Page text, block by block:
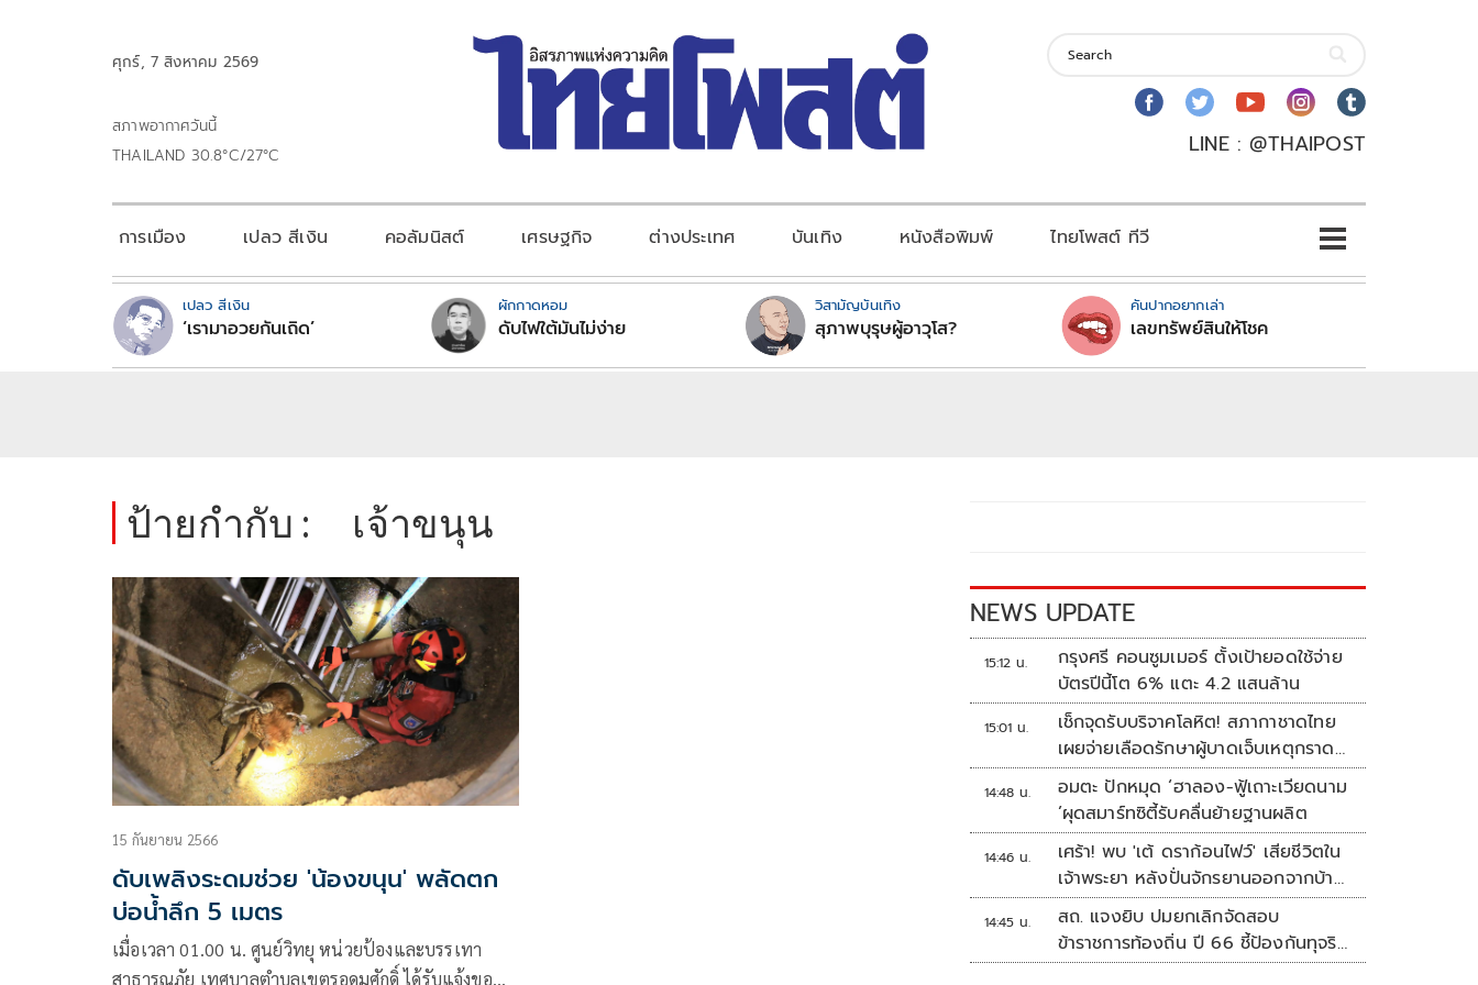
ศุกร์, 7 สิงหาคม 2569
สภาพอากาศวันนี้
THAILAND 30.8°C/27°C
LINE : @THAIPOST
การเมือง เปลว สีเงิน คอลัมนิสต์ เศรษฐกิจ ต่างประเทศ บันเทิง หนังสือพิมพ์ ไทยโพสต์ ทีวี
เปลว สีเงิน
‘เรามาอวยกันเถิด’
ผักกาดหอม
ดับไฟใต้มันไม่ง่าย
วิสามัญบันเทิง
สุภาพบุรุษผู้อาวุโส?
คันปากอยากเล่า
เลขทรัพย์สินให้โชค
ป้ายกำกับ : เจ้าขนุน
15 กันยายน 2566
ดับเพลิงระดมช่วย 'น้องขนุน' พลัดตก
บ่อน้ำลึก 5 เมตร
เมื่อเวลา 01.00 น. ศูนย์วิทยุ หน่วยป้องและบรรเทา
สาธารณภัย เทศบาลตำบลเขตรอุดมศักดิ์ ได้รับแจ้งขอ
NEWS UPDATE
15:12 น.
กรุงศรี คอนซูมเมอร์ ตั้งเป้ายอดใช้จ่าย
บัตรปีนี้โต 6% แตะ 4.2 แสนล้าน
15:01 น.
เช็กจุดรับบริจาคโลหิต! สภากาชาดไทย
เผยจ่ายเลือดรักษาผู้บาดเจ็บเหตุกราด
ยิงแล้ว 148 ยูนิต
14:48 น.
อมตะ ปักหมุด ‘ฮาลอง-ฟู้เถาะเวียดนาม
’ผุดสมาร์ทซิตี้รับคลื่นย้ายฐานผลิต
14:46 น.
เศร้า! พบ 'เต้ ดราก้อนไฟว์' เสียชีวิตใน
เจ้าพระยา หลังปั่นจักรยานออกจากบ้าน
ตี 4
14:45 น.
สถ. แจงยิบ ปมยกเลิกจัดสอบ
ข้าราชการท้องถิ่น ปี 66 ชี้ป้องกันทุจริต
หวั่นรัฐเสียหาย